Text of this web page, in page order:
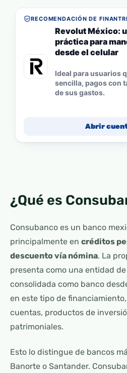
RECOMENDACIÓN DE
Revolut México:
práctica para
desde el celular
Ideal para usuarios
sencilla, pagos con
de sus gastos.
Abrir
¿Qué es
Consubanco es un banco
principalmente en créditos
descuento vía nómina. La
presenta como una entidad
consolidada como banco
en este tipo de
cuentas, productos de
patrimoniales.
Esto lo distingue de bancos
Banorte o Santander.